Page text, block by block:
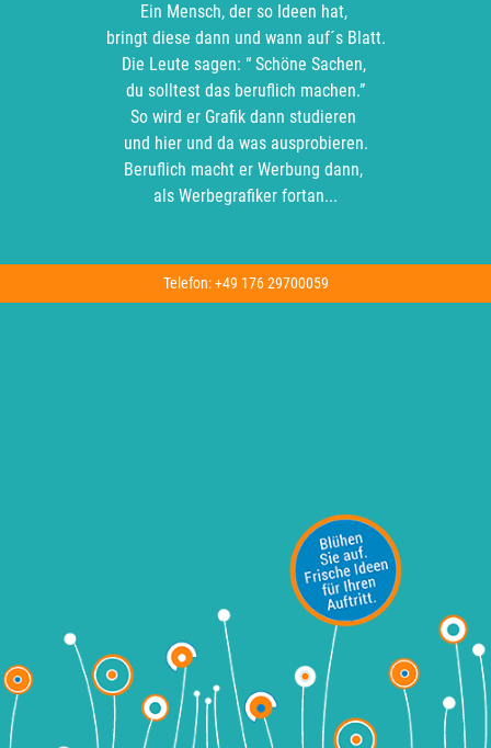
Ein Mensch, der so Ideen hat,
bringt diese dann und wann auf´s Blatt.
Die Leute sagen: “ Schöne Sachen,
du solltest das beruflich machen.”
So wird er Grafik dann studieren
und hier und da was ausprobieren.
Beruflich macht er Werbung dann,
als Werbegrafiker fortan...
Telefon: +49 176 29700059